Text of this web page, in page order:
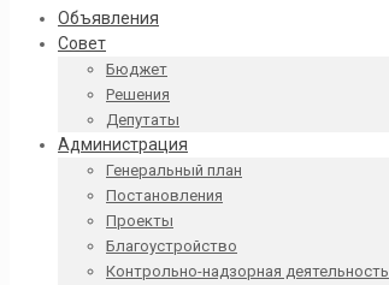
Объявления
Совет
Бюджет
Решения
Депутаты
Администрация
Генеральный план
Постановления
Проекты
Благоустройство
Контрольно-надзорная деятельность